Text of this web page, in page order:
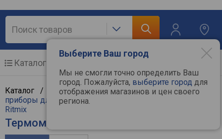
Выберите Ваш город
Мы не смогли точно определить Ваш
город. Пожалуйста, выберите город для
отображения магазинов и цен своего
региона.
Каталог
Каталог / Мелкая бытовая техника/ Бытовые
приборы для дома/
Ritmix
Термометр / барометр Ritmix CAT-330